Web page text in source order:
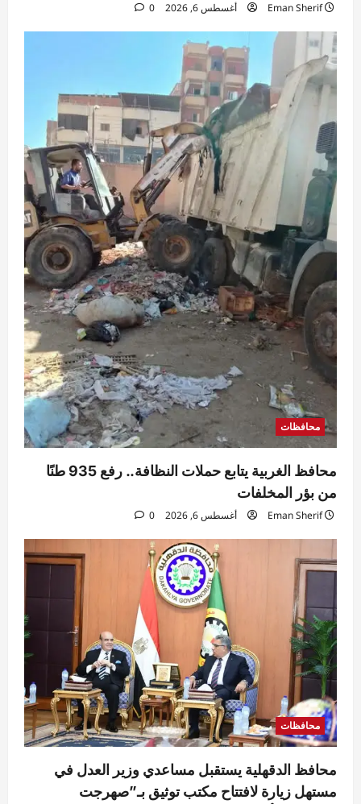
Eman Sherif أغسطس 6, 2026 0
محافظات
محافظ الغربية يتابع حملات النظافة.. رفع 935 طنًا
من بؤر المخلفات
Eman Sherif أغسطس 6, 2026 0
محافظات
محافظ الدقهلية يستقبل مساعدي وزير العدل في
مستهل زيارة لافتتاح مكتب توثيق بـ”صهرجت